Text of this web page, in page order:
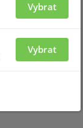
Vybrat
Vybrat